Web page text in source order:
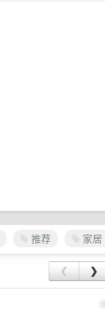
推荐 家居
❮ ❯
1